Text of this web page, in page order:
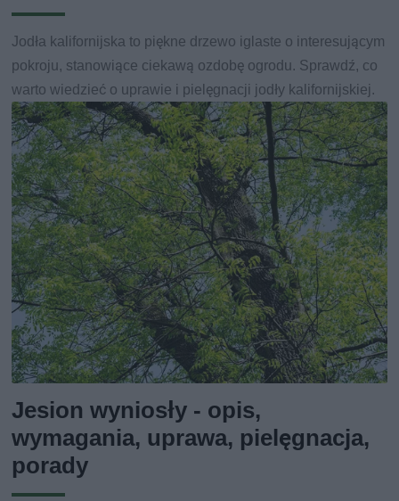
Jodła kalifornijska to piękne drzewo iglaste o interesującym
pokroju, stanowiące ciekawą ozdobę ogrodu. Sprawdź, co
warto wiedzieć o uprawie i pielęgnacji jodły kalifornijskiej.
Jesion wyniosły - opis,
wymagania, uprawa, pielęgnacja,
porady